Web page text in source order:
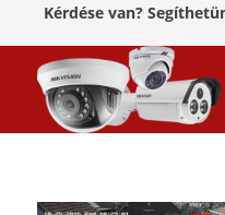
Kérdése van?